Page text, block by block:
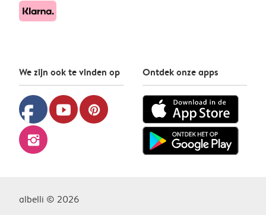
We zijn ook te vinden op
facebook youtube pinterest
instagram
Ontdek onze apps
albelli © 2026